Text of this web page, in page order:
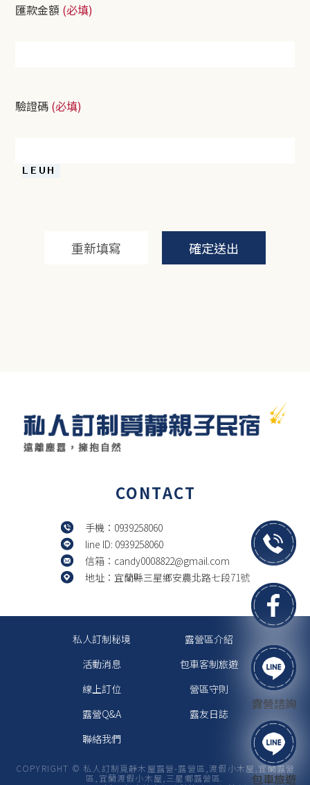
匯款金額 (必填)
驗證碼 (必填)
CONTACT
手機：0939258060
line ID: 0939258060
信箱：candy0008822@gmail.com
地址：宜蘭縣三星鄉安農北路七段71號
三星鄉露營區
私人訂制秘境
露營區介紹
活動消息
包車客制旅遊
線上訂位
營區守則
露營Q&A
露友日誌
聯絡我們
COPYRIGHT © 私人訂制覓靜木屋露營-露營區,渡假小木屋,宜蘭露營
區,宜蘭渡假小木屋,三星鄉露營區.
露營諮詢
包車旅遊